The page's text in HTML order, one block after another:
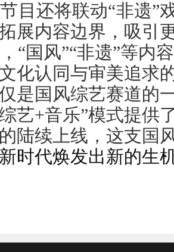
目还将联动“非遗”
展内容边界，吸引
“国风”“非遗”等内
化认同与审美追求
是国风综艺赛道的
艺+音乐”模式提供
陆续上线，这支国
时代焕发出新的生